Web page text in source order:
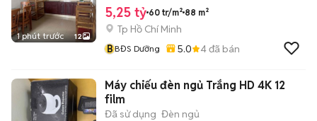
1 phút trước 12
5,25 tỷ 60 tr/m² 88 m²
Tp Hồ Chí Minh
BBĐS Dưỡng 5.0 4đã bán
Máy chiếu đèn ngủ Trắng HD 4K 12
film
Đã sử dụng Đèn ngủ